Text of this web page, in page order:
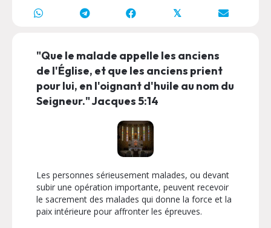
𝕏
"Que le malade appelle les anciens
de l'Église, et que les anciens prient
pour lui, en l'oignant d'huile au nom du
Seigneur." Jacques 5:14
Les personnes sérieusement malades, ou devant
subir une opération importante, peuvent recevoir
le sacrement des malades qui donne la force et la
paix intérieure pour affronter les épreuves.